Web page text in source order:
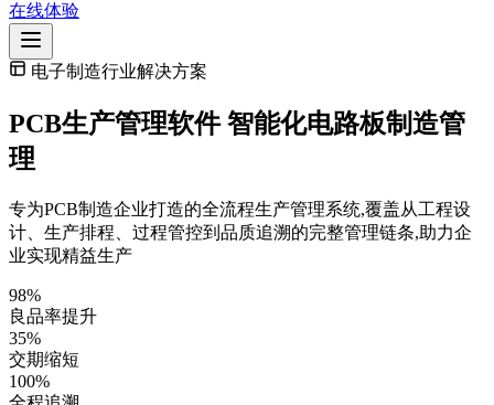
在线体验
电子制造行业解决方案
PCB生产管理软件智能化电路板制造管
理
专为PCB制造企业打造的全流程生产管理系统,覆盖从工程设
计、生产排程、过程管控到品质追溯的完整管理链条,助力企
业实现精益生产
98%
良品率提升
35%
交期缩短
100%